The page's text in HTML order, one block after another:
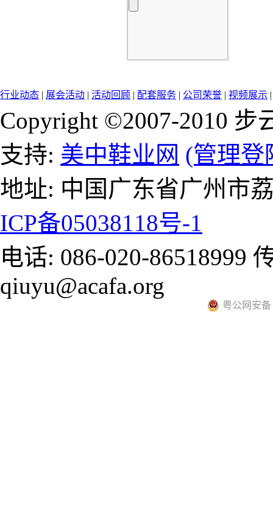
行业动态 | 展会活动 | 活动回顾 | 配套服务 | 公司荣誉 | 视频展示
Copyright ©2007-2010
支持: 美中鞋业网 (管理登
地址: 中国广东省广州市
ICP备05038118号-1
电话: 086-020-86518999
qiuyu@acafa.org
粤公网安备